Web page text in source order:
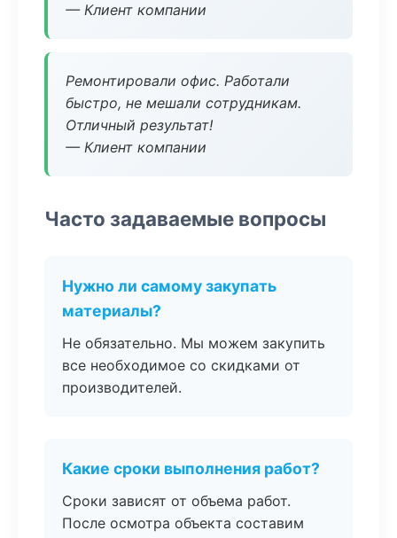
— Клиент компании
Ремонтировали офис. Работали
быстро, не мешали сотрудникам.
Отличный результат!
— Клиент компании
Часто задаваемые вопросы
Нужно ли самому закупать
материалы?
Не обязательно. Мы можем закупить
все необходимое со скидками от
производителей.
Какие сроки выполнения работ?
Сроки зависят от объема работ.
После осмотра объекта составим